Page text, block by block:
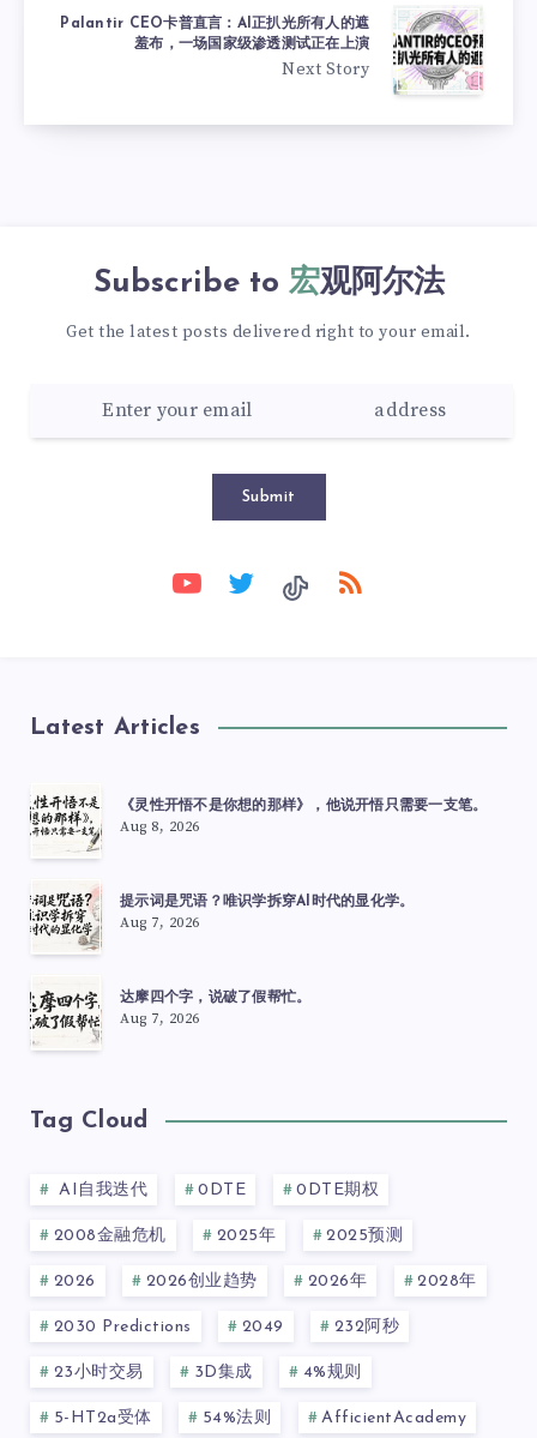
Palantir CEO卡普直言：AI正扒光所有人的遮
羞布，一场国家级渗透测试正在上演
Next Story
Subscribe to 宏观阿尔法
Get the latest posts delivered right to your email.
Submit
Latest Articles
《灵性开悟不是你想的那样》，他说开悟只需要一支笔。
Aug 8, 2026
提示词是咒语？唯识学拆穿AI时代的显化学。
Aug 7, 2026
达摩四个字，说破了假帮忙。
Aug 7, 2026
Tag Cloud
AI自我迭代 0DTE 0DTE期权
2008金融危机 2025年 2025预测
2026 2026创业趋势 2026年 2028年
2030 Predictions 2049 232阿秒
23小时交易 3D集成 4%规则
5-HT2a受体 54%法则 AfficientAcademy